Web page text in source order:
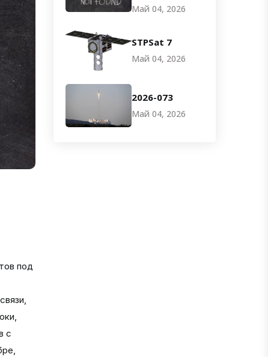
Май 04, 2026
STPSat 7
Май 04, 2026
2026-073
Май 04, 2026